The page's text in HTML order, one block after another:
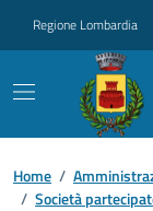
Regione Lombardia
Home /
/ Società